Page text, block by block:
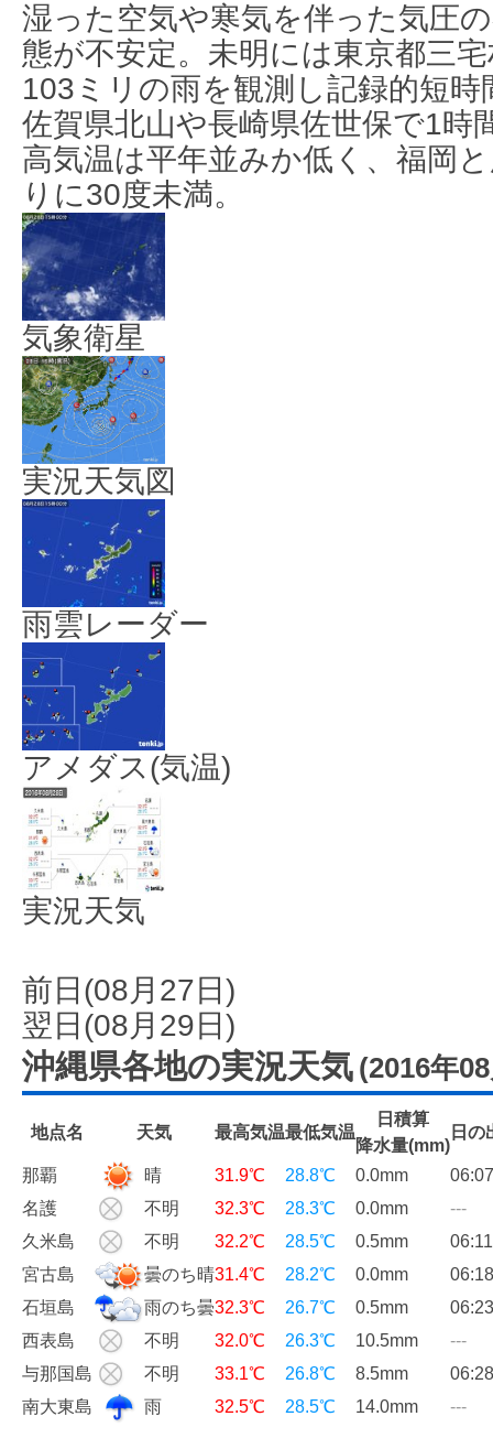
湿った空気や寒気を伴った気圧
態が不安定。未明には東京都三
103ミリの雨を観測し記録的短時
佐賀県北山や長崎県佐世保で1時
高気温は平年並みか低く、福岡
りに30度未満。
気象衛星
実況天気図
雨雲レーダー
アメダス(気温)
実況天気
前日(08月27日)
翌日(08月29日)
沖縄県各地の実況天気 (2016年
地点名 天気 最高気温最低気温
日積算
降水量(mm)
日の
那覇 晴 31.9℃ 28.8℃ 0.0mm
06:07
名護
不明 32.3℃ 28.3℃ 0.0mm
---
久米島
不明 32.2℃ 28.5℃ 0.5mm
06:11
宮古島
曇のち晴31.4℃ 28.2℃ 0.0mm
06:18
石垣島
雨のち曇32.3℃ 26.7℃ 0.5mm
06:23
西表島
不明 32.0℃ 26.3℃ 10.5mm
---
与那国島
不明 33.1℃ 26.8℃ 8.5mm
06:28
南大東島
雨 32.5℃ 28.5℃ 14.0mm ---